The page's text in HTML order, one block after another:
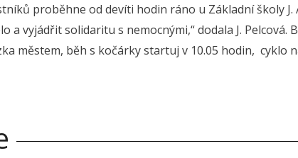
proběhne od devíti hodin ráno u Základní školy J.
a vyjádřit solidaritu s nemocnými,“ dodala J. Pelcová.
městem, běh s kočárky startuj v 10.05 hodin, cyklo